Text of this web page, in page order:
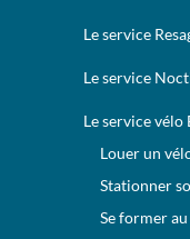
Le service
Le service
Le service vélo
Louer un
Stationner
Se former